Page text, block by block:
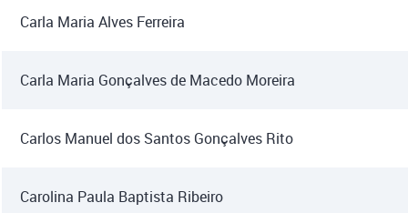
Carla Maria Alves Ferreira
Carla Maria Gonçalves de Macedo Moreira
Carlos Manuel dos Santos Gonçalves Rito
Carolina Paula Baptista Ribeiro